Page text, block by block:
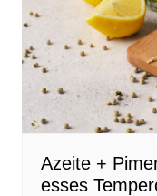
Azeite +
esses